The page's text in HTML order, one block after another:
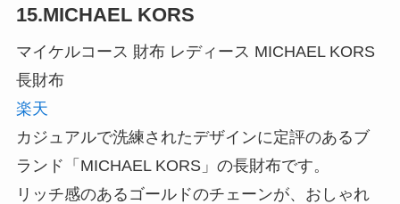
15.MICHAEL KORS
マイケルコース 財布 レディース MICHAEL KORS
長財布
楽天
カジュアルで洗練されたデザインに定評のあるブ
ランド「MICHAEL KORS」の長財布です。
リッチ感のあるゴールドのチェーンが、おしゃれ